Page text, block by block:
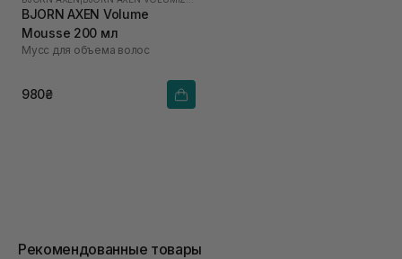
BJORN AXEN Volume
Mousse 200 мл
Мусс для объема волос
980₴
Рекомендованные товары